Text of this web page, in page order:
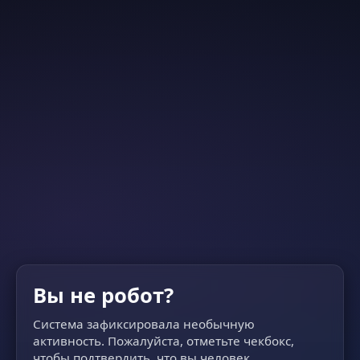
Вы не робот?
Система зафиксировала необычную
активность. Пожалуйста, отметьте чекбокс,